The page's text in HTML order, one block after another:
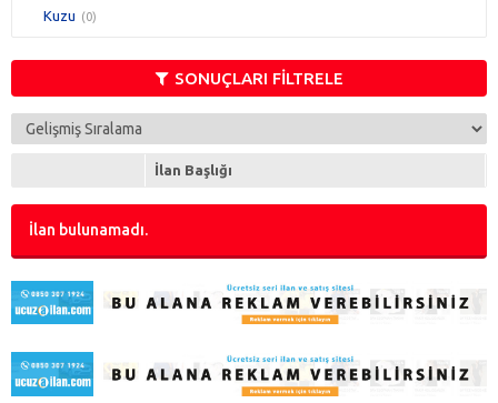
Kuzu (0)
SONUÇLARI FİLTRELE
İlan Başlığı
İlan bulunamadı.